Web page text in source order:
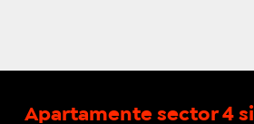
Apartamente sector 4